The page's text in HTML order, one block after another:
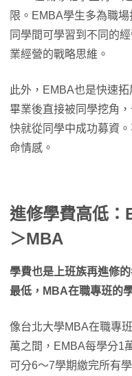
限。EMBA學生多為職
同學間可學習到不同的
業經營的戰略思維。
此外，EMBA也是快速
畢業後直接被同學挖角
快就從同學中成功募資
命情感。
進修學費高低
＞MBA
學費也是上班族再進修
最低，MBA在職專班的
像台北大學MBA在職專
萬之間，EMBA每學分1
可分6～7學期繳完所有